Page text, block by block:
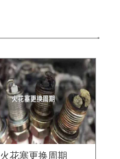
火花塞更换周期